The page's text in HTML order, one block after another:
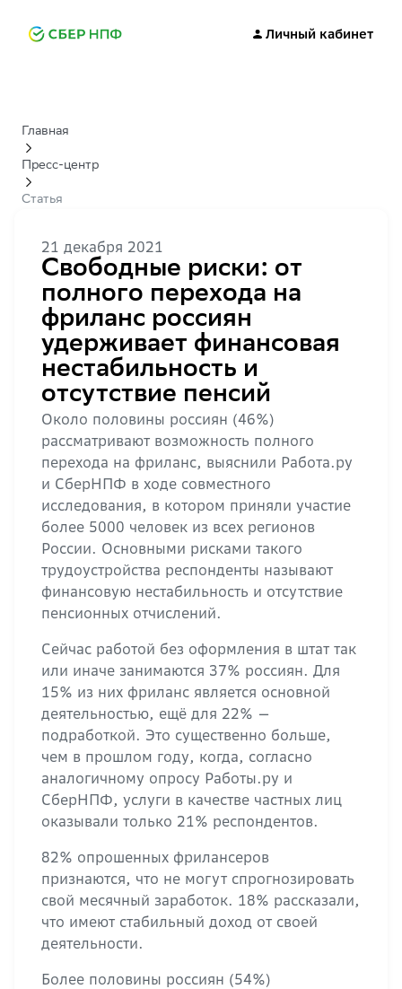
Личный кабинет
Главная
Пресс-центр
Статья
21 декабря 2021
Свободные риски: от
полного перехода на
фриланс россиян
удерживает финансовая
нестабильность и
отсутствие пенсий
Около половины россиян (46%)
рассматривают возможность полного
перехода на фриланс, выяснили Работа.ру
и СберНПФ в ходе совместного
исследования, в котором приняли участие
более 5000 человек из всех регионов
России. Основными рисками такого
трудоустройства респонденты называют
финансовую нестабильность и отсутствие
пенсионных отчислений.
Сейчас работой без оформления в штат так
или иначе занимаются 37% россиян. Для
15% из них фриланс является основной
деятельностью, ещё для 22% —
подработкой. Это существенно больше,
чем в прошлом году, когда, согласно
аналогичному опросу Работы.ру и
СберНПФ, услуги в качестве частных лиц
оказывали только 21% респондентов.
82% опрошенных фрилансеров
признаются, что не могут спрогнозировать
свой месячный заработок. 18% рассказали,
что имеют стабильный доход от своей
деятельности.
Более половины россиян (54%)